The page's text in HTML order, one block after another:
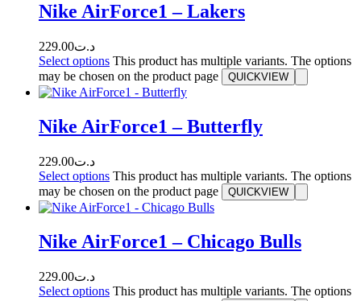
Nike AirForce1 – Lakers
د.ت229.00
Select options This product has multiple variants. The options
may be chosen on the product page
QUICKVIEW
Nike AirForce1 – Butterfly
د.ت229.00
Select options This product has multiple variants. The options
may be chosen on the product page
QUICKVIEW
Nike AirForce1 – Chicago Bulls
د.ت229.00
Select options This product has multiple variants. The options